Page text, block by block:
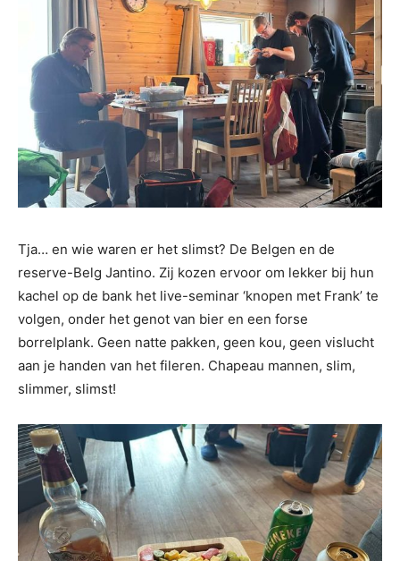
Tja… en wie waren er het slimst? De Belgen en de
reserve-Belg Jantino. Zij kozen ervoor om lekker bij hun
kachel op de bank het live-seminar ‘knopen met Frank’ te
volgen, onder het genot van bier en een forse
borrelplank. Geen natte pakken, geen kou, geen vislucht
aan je handen van het fileren. Chapeau mannen, slim,
slimmer, slimst!